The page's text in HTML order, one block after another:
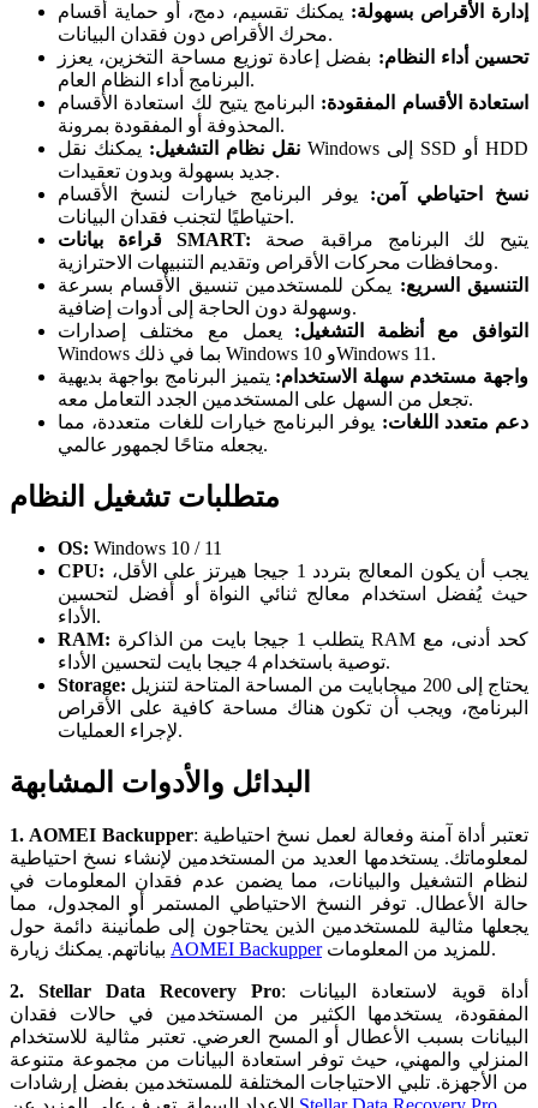
إدارة الأقراص بسهولة: يمكنك تقسيم، دمج، أو حماية أقسام
محرك الأقراص دون فقدان البيانات.
تحسين أداء النظام: بفضل إعادة توزيع مساحة التخزين، يعزز
البرنامج أداء النظام العام.
استعادة الأقسام المفقودة: البرنامج يتيح لك استعادة الأقسام
المحذوفة أو المفقودة بمرونة.
نقل نظام التشغيل: يمكنك نقل Windows إلى SSD أو HDD
جديد بسهولة وبدون تعقيدات.
نسخ احتياطي آمن: يوفر البرنامج خيارات لنسخ الأقسام
احتياطيًا لتجنب فقدان البيانات.
قراءة بيانات SMART:
ومحافظات محركات الأقراص وتقديم التنبيهات الاحترازية.
التنسيق السريع: يمكن للمستخدمين تنسيق الأقسام بسرعة
وسهولة دون الحاجة إلى أدوات إضافية.
التوافق مع أنظمة التشغيل: يعمل مع مختلف إصدارات
Windows بما في ذلك Windows 10 وWindows 11.
واجهة مستخدم سهلة الاستخدام: يتميز البرنامج بواجهة بديهية
تجعل من السهل على المستخدمين الجدد التعامل معه.
دعم متعدد اللغات: يوفر البرنامج خيارات للغات متعددة، مما
يجعله متاحًا لجمهور عالمي.
متطلبات تشغيل النظام
OS: Windows 10 / 11
CPU:
حيث يُفضل استخدام معالج ثنائي النواة أو أفضل لتحسين
الأداء.
RAM:
توصية باستخدام 4 جيجا بايت لتحسين الأداء.
Storage:
البرنامج، ويجب أن تكون هناك مساحة كافية على الأقراص
لإجراء العمليات.
البدائل والأدوات المشابهة
1. AOMEI Backupper: تعتبر أداة آمنة وفعالة لعمل نسخ احتياطية
لمعلوماتك. يستخدمها العديد من المستخدمين لإنشاء نسخ احتياطية
لنظام التشغيل والبيانات، مما يضمن عدم فقدان المعلومات في
حالة الأعطال. توفر النسخ الاحتياطي المستمر أو المجدول، مما
يجعلها مثالية للمستخدمين الذين يحتاجون إلى طمأنينة دائمة حول
AOMEI Backupper للمزيد من المعلومات.
2. Stellar Data Recovery Pro: أداة قوية لاستعادة البيانات
المفقودة، يستخدمها الكثير من المستخدمين في حالات فقدان
البيانات بسبب الأعطال أو المسح العرضي. تعتبر مثالية للاستخدام
المنزلي والمهني، حيث توفر استعادة البيانات من مجموعة متنوعة
من الأجهزة. تلبي الاحتياجات المختلفة للمستخدمين بفضل إرشادات